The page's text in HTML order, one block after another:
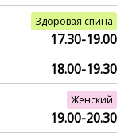
Здоровая спина
17.30-19.00
18.00-19.30
Женский
19.00-20.30